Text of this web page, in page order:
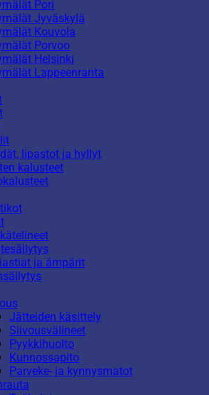
Pori
Jyväskylä
Kouvola
Porvoo
Helsinki
Lappeenranta
lipastot ja hyllyt
kalusteet
ja ämpärit
Jätteiden käsittely
Siivousvälineet
Pyykkihuolto
Kunnossapito
Parveke- ja kynnysmatot